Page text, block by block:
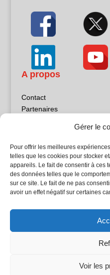
Gérer le
Pour offrir les meilleures
telles que les cookies pour stocker
appareils. Le fait de consentir à ces
des données telles que le
sur ce site. Le fait de ne pas
avoir un effet négatif sur certaines
Voir les
A propos
Contact
Partenaires
Politique de confidentialité
Sites partenaires
5Façades
Atrium Patrimoine
L'Atelier Bois